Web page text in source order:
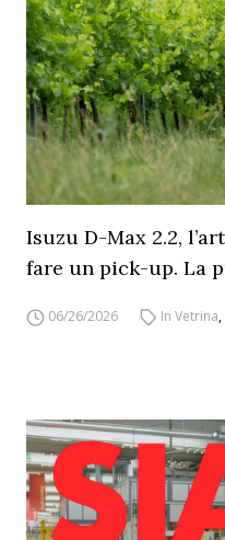
Isuzu D-Max 2.2,
fare un pick-up. La
06/26/2026 In Vetrina,